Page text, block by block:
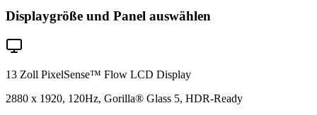
Displaygröße und Panel auswählen
13 Zoll PixelSense™ Flow LCD Display
2880 x 1920, 120Hz, Gorilla® Glass 5, HDR-Ready